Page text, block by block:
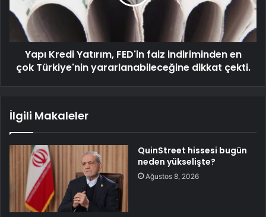
Yapı Kredi Yatırım, FED'in faiz indiriminden en
çok Türkiye'nin yararlanabileceğine dikkat çekti.
İlgili Makaleler
QuinStreet hissesi bugün
neden yükselişte?
Ağustos 8, 2026